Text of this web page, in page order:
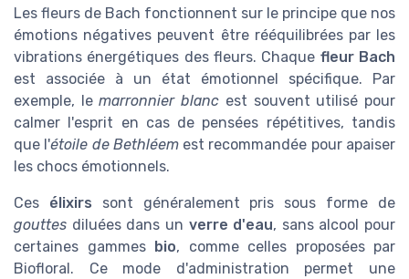
Les fleurs de Bach fonctionnent sur le principe que nos
émotions négatives peuvent être rééquilibrées par les
vibrations énergétiques des fleurs. Chaque fleur Bach
est associée à un état émotionnel spécifique. Par
exemple, lemarronnier blanc est souvent utilisé pour
calmer l'esprit en cas de pensées répétitives, tandis
que l'étoile de Bethléemest recommandée pour apaiser
les chocs émotionnels.
Ces élixirs sont généralement pris sous forme de
gouttes diluées dans un verre d'eau, sans alcool pour
certaines gammes
bio, comme celles proposées par
Biofloral. Ce mode d'administration permet une